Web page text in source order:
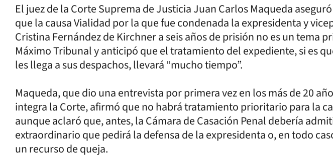
El juez de la Corte Suprema de Justicia Juan Carlos Maqueda
que la causa Vialidad por la que fue condenada la expresidenta y
Cristina Fernández de Kirchner a seis años de prisión no es un tema
Máximo Tribunal y anticipó que el tratamiento del expediente, si es
les llega a sus despachos, llevará “mucho tiempo”.
Maqueda, que dio una entrevista por primera vez en los más de 20
integra la Corte, afirmó que no habrá tratamiento prioritario para la
aunque aclaró que, antes, la Cámara de Casación Penal debería
extraordinario que pedirá la defensa de la expresidenta o, en todo
un recurso de queja.